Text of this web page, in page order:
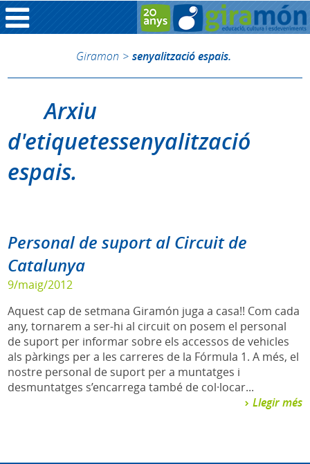
Giramon > senyalització espais.
Arxiu
d'etiquetessenyalització
espais.
Personal de suport al Circuit de
Catalunya
9/maig/2012
Aquest cap de setmana Giramón juga a casa!! Com cada
any, tornarem a ser-hi al circuit on posem el personal
de suport per informar sobre els accessos de vehicles
als pàrkings per a les carreres de la Fórmula 1. A més, el
nostre personal de suport per a muntatges i
desmuntatges s’encarrega també de col·locar...
Llegir més